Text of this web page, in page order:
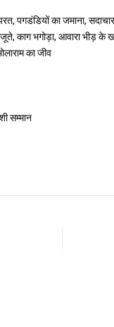
पगडंडियों का जमाना,
काग भगोड़ा, आवारा भीड़ के
का जीव
सम्मान